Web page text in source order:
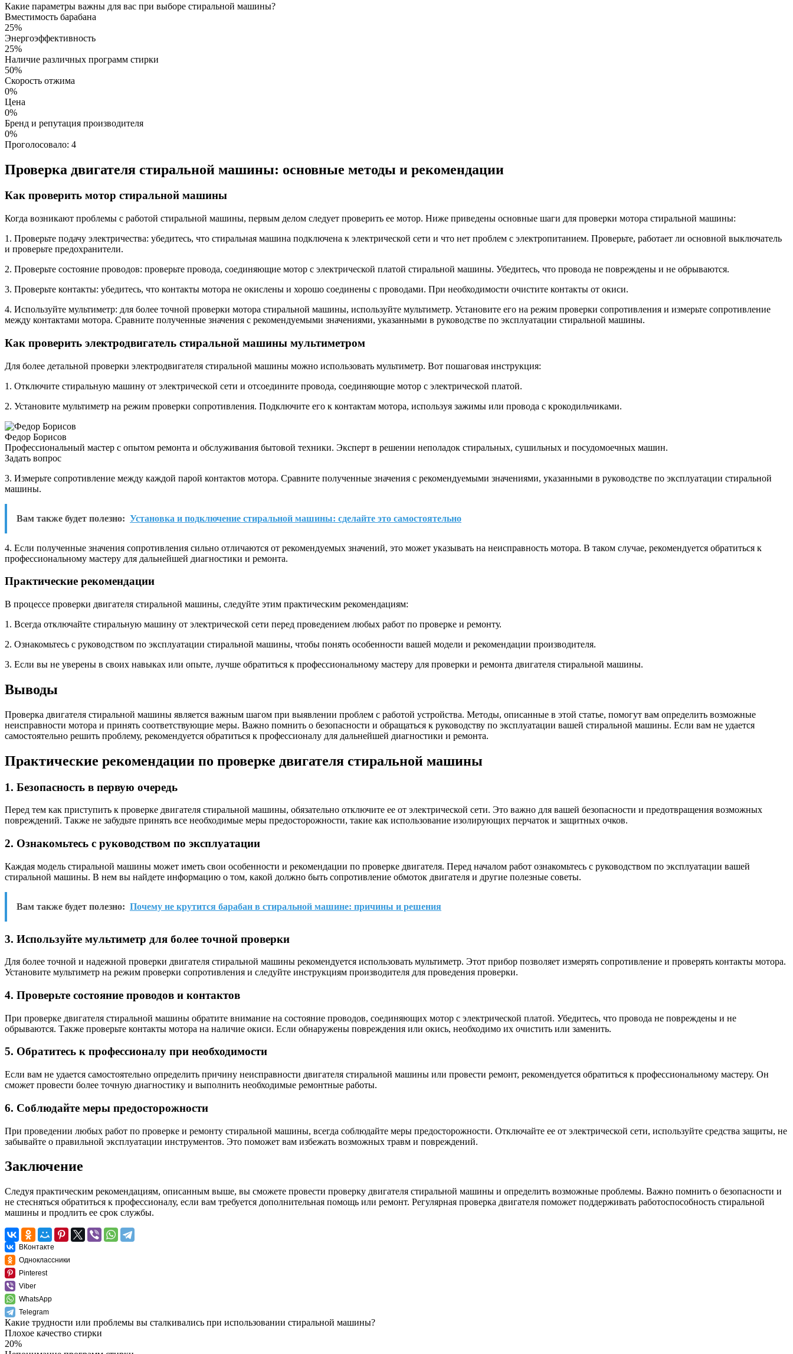
Какие параметры важны для вас при выборе стиральной машины?
Вместимость барабана
25%
Энергоэффективность
25%
Наличие различных программ стирки
50%
Скорость отжима
0%
Цена
0%
Бренд и репутация производителя
0%
Проголосовало: 4
Проверка двигателя стиральной машины: основные методы и рекомендации
Как проверить мотор стиральной машины
Когда возникают проблемы с работой стиральной машины, первым делом следует проверить ее мотор. Ниже приведены основные шаги для проверки мотора стиральной машины:
1. Проверьте подачу электричества: убедитесь, что стиральная машина подключена к электрической сети и что нет проблем с электропитанием. Проверьте, работает ли основной выключатель
и проверьте предохранители.
2. Проверьте состояние проводов: проверьте провода, соединяющие мотор с электрической платой стиральной машины. Убедитесь, что провода не повреждены и не обрываются.
3. Проверьте контакты: убедитесь, что контакты мотора не окислены и хорошо соединены с проводами. При необходимости очистите контакты от окиси.
4. Используйте мультиметр: для более точной проверки мотора стиральной машины, используйте мультиметр. Установите его на режим проверки сопротивления и измерьте сопротивление
между контактами мотора. Сравните полученные значения с рекомендуемыми значениями, указанными в руководстве по эксплуатации стиральной машины.
Как проверить электродвигатель стиральной машины мультиметром
Для более детальной проверки электродвигателя стиральной машины можно использовать мультиметр. Вот пошаговая инструкция:
1. Отключите стиральную машину от электрической сети и отсоедините провода, соединяющие мотор с электрической платой.
2. Установите мультиметр на режим проверки сопротивления. Подключите его к контактам мотора, используя зажимы или провода с крокодильчиками.
Федор Борисов
Профессиональный мастер с опытом ремонта и обслуживания бытовой техники. Эксперт в решении неполадок стиральных, сушильных и посудомоечных машин.
Задать вопрос
3. Измерьте сопротивление между каждой парой контактов мотора. Сравните полученные значения с рекомендуемыми значениями, указанными в руководстве по эксплуатации стиральной
машины.
Вам также будет полезно: Установка и подключение стиральной машины: сделайте это самостоятельно
4. Если полученные значения сопротивления сильно отличаются от рекомендуемых значений, это может указывать на неисправность мотора. В таком случае, рекомендуется обратиться к
профессиональному мастеру для дальнейшей диагностики и ремонта.
Практические рекомендации
В процессе проверки двигателя стиральной машины, следуйте этим практическим рекомендациям:
1. Всегда отключайте стиральную машину от электрической сети перед проведением любых работ по проверке и ремонту.
2. Ознакомьтесь с руководством по эксплуатации стиральной машины, чтобы понять особенности вашей модели и рекомендации производителя.
3. Если вы не уверены в своих навыках или опыте, лучше обратиться к профессиональному мастеру для проверки и ремонта двигателя стиральной машины.
Выводы
Проверка двигателя стиральной машины является важным шагом при выявлении проблем с работой устройства. Методы, описанные в этой статье, помогут вам определить возможные
неисправности мотора и принять соответствующие меры. Важно помнить о безопасности и обращаться к руководству по эксплуатации вашей стиральной машины. Если вам не удается
самостоятельно решить проблему, рекомендуется обратиться к профессионалу для дальнейшей диагностики и ремонта.
Практические рекомендации по проверке двигателя стиральной машины
1. Безопасность в первую очередь
Перед тем как приступить к проверке двигателя стиральной машины, обязательно отключите ее от электрической сети. Это важно для вашей безопасности и предотвращения возможных
повреждений. Также не забудьте принять все необходимые меры предосторожности, такие как использование изолирующих перчаток и защитных очков.
2. Ознакомьтесь с руководством по эксплуатации
Каждая модель стиральной машины может иметь свои особенности и рекомендации по проверке двигателя. Перед началом работ ознакомьтесь с руководством по эксплуатации вашей
стиральной машины. В нем вы найдете информацию о том, какой должно быть сопротивление обмоток двигателя и другие полезные советы.
Вам также будет полезно: Почему не крутится барабан в стиральной машине: причины и решения
3. Используйте мультиметр для более точной проверки
Для более точной и надежной проверки двигателя стиральной машины рекомендуется использовать мультиметр. Этот прибор позволяет измерять сопротивление и проверять контакты мотора.
Установите мультиметр на режим проверки сопротивления и следуйте инструкциям производителя для проведения проверки.
4. Проверьте состояние проводов и контактов
При проверке двигателя стиральной машины обратите внимание на состояние проводов, соединяющих мотор с электрической платой. Убедитесь, что провода не повреждены и не
обрываются. Также проверьте контакты мотора на наличие окиси. Если обнаружены повреждения или окись, необходимо их очистить или заменить.
5. Обратитесь к профессионалу при необходимости
Если вам не удается самостоятельно определить причину неисправности двигателя стиральной машины или провести ремонт, рекомендуется обратиться к профессиональному мастеру. Он
сможет провести более точную диагностику и выполнить необходимые ремонтные работы.
6. Соблюдайте меры предосторожности
При проведении любых работ по проверке и ремонту стиральной машины, всегда соблюдайте меры предосторожности. Отключайте ее от электрической сети, используйте средства защиты, не
забывайте о правильной эксплуатации инструментов. Это поможет вам избежать возможных травм и повреждений.
Заключение
Следуя практическим рекомендациям, описанным выше, вы сможете провести проверку двигателя стиральной машины и определить возможные проблемы. Важно помнить о безопасности и
не стесняться обратиться к профессионалу, если вам требуется дополнительная помощь или ремонт. Регулярная проверка двигателя поможет поддерживать работоспособность стиральной
машины и продлить ее срок службы.
ВКонтакте
Одноклассники
Pinterest
Viber
WhatsApp
Telegram
Какие трудности или проблемы вы сталкивались при использовании стиральной машины?
Плохое качество стирки
20%